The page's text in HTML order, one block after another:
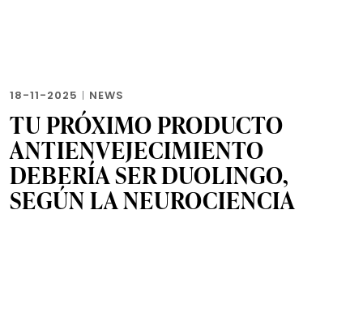
18-11-2025 | NEWS
TU PRÓXIMO PRODUCTO
ANTIENVEJECIMIENTO
DEBERÍA SER DUOLINGO,
SEGÚN LA NEUROCIENCIA